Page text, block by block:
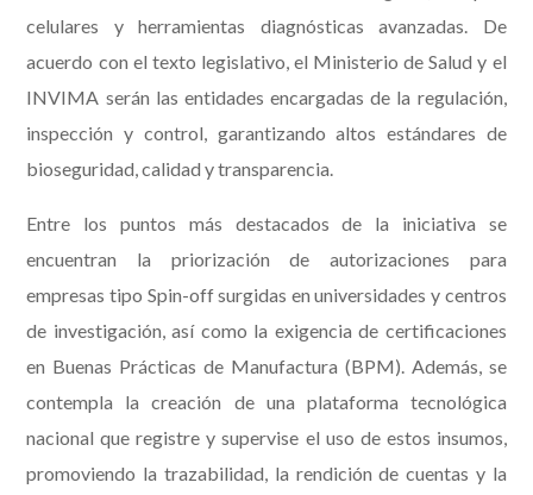
celulares y herramientas diagnósticas avanzadas. De
acuerdo con el texto legislativo, el Ministerio de Salud y el
INVIMA serán las entidades encargadas de la regulación,
inspección y control, garantizando altos estándares de
bioseguridad, calidad y transparencia.
Entre los puntos más destacados de la iniciativa se
encuentran la priorización de autorizaciones para
empresas tipo Spin-off surgidas en universidades y centros
de investigación, así como la exigencia de certificaciones
en Buenas Prácticas de Manufactura (BPM). Además, se
contempla la creación de una plataforma tecnológica
nacional que registre y supervise el uso de estos insumos,
promoviendo la trazabilidad, la rendición de cuentas y la